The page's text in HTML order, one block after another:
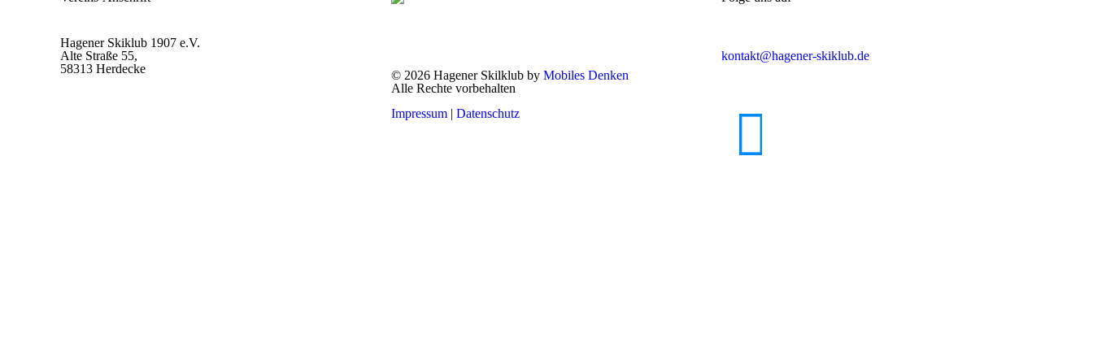
Hagener Skiklub 1907 e.V.
Alte Straße 55,
58313 Herdecke
© 2026 Hagener Skilklub by Mobiles Denken
Alle Rechte vorbehalten
Impressum| Datenschutz
kontakt@hagener-skiklub.de